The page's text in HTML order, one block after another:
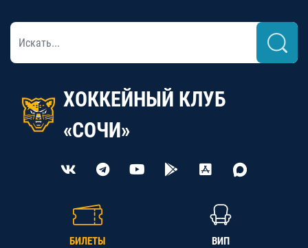
ХОККЕЙНЫЙ КЛУБ
«СОЧИ»
БИЛЕТЫ ВИП